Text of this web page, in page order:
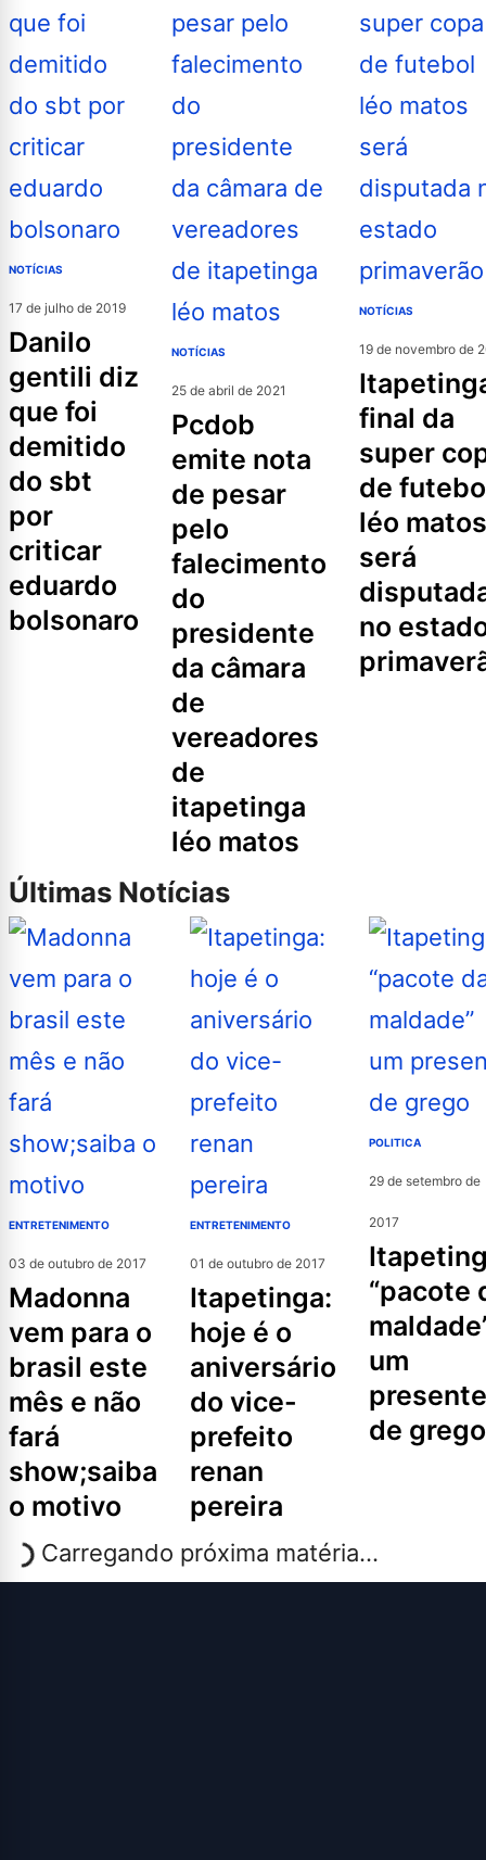
NOTÍCIAS
17 de julho de 2019
danilo
gentili diz
que foi
demitido
do sbt
por
criticar
eduardo
bolsonaro
NOTÍCIAS
25 de abril de 2021
pcdob
emite nota
de pesar
pelo
falecimento
do
presidente
da câmara
de
vereadores
de
itapetinga
léo matos
NOTÍCIAS
19 de novembro de
itapetinga:
final da
super
de
léo matos
será
no
Últimas Notícias
ENTRETENIMENTO
03 de outubro de 2017
madonna
vem para o
brasil este
mês e não
fará
show;saiba
o motivo
ENTRETENIMENTO
01 de outubro de 2017
itapetinga:
hoje é o
aniversário
do vice-
prefeito
renan
pereira
POLITICA
29 de setembro de
2017
itapetinga:
“pacote
um
presente
de grego
Carregando próxima matéria...